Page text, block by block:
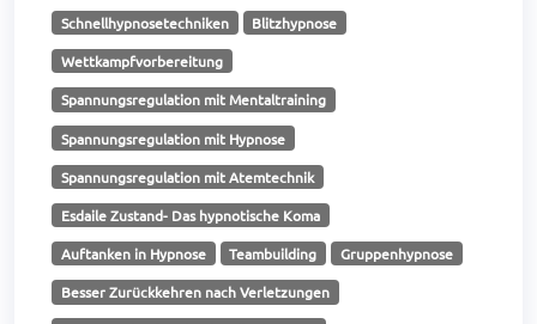
Schnellhypnosetechniken Blitzhypnose
Wettkampfvorbereitung
Spannungsregulation mit Mentaltraining
Spannungsregulation mit Hypnose
Spannungsregulation mit Atemtechnik
Esdaile Zustand- Das hypnotische Koma
Auftanken in Hypnose Teambuilding Gruppenhypnose
Besser Zurückkehren nach Verletzungen